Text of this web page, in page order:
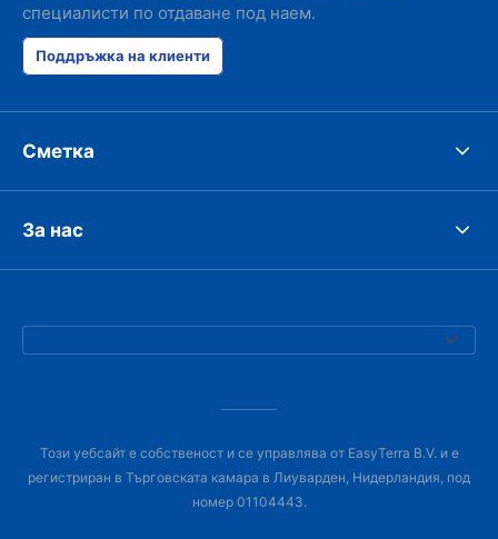
специалисти по отдаване под наем.
Поддръжка на клиенти
Сметка
За нас
Този уебсайт е собственост и се управлява от EasyTerra B.V. и е
регистриран в Търговската камара в Лиуварден, Нидерландия, под
номер 01104443.